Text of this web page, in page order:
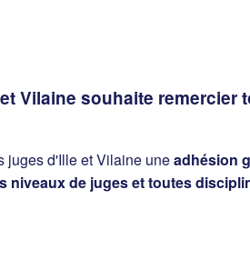
Vilaine souhaite
juges d'Ille et Vilaine uneadhésion
niveaux de juges et toutes